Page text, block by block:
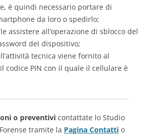
è quindi necessario portare di
da loro o spedirlo;
assistere all’operazione di sblocco del
del dispositivo;
tecnica viene fornito al
codice PIN con il quale il cellulare è
o preventivicontattate lo Studio
tramite la Pagina Contatti o